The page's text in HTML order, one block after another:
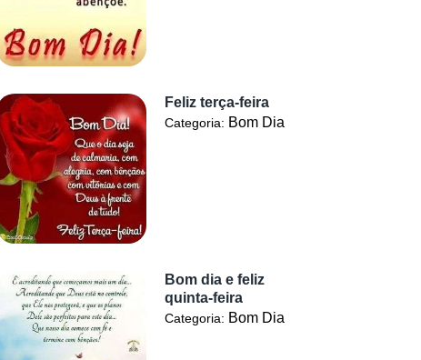
Feliz terça-feira
Categoria: Bom Dia
Bom dia e feliz
quinta-feira
Categoria: Bom Dia